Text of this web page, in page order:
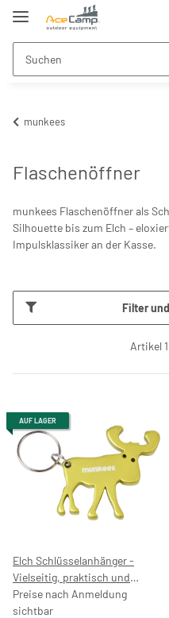
munkees
Flaschenöffner
munkees Flaschenöffner als
Silhouette bis zum Elch –
Impulsklassiker an der Kasse.
Filter
Artikel
AUF LAGER
Elch Schlüsselanhänger -
Vielseitig, praktisch und
stylisch – mit Preisaufdruck
4,99 €
Preise nach Anmeldung
sichtbar